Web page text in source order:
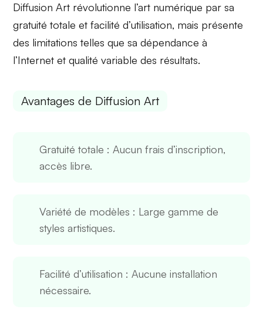
Diffusion Art révolutionne l’art numérique par sa
gratuité totale etfacilité d’utilisation, mais présente
des limitations telles que sadépendance à
l’Internet etqualité variable des résultats.
Avantages de Diffusion Art
Gratuité totale : Aucun frais d’inscription,
accès libre.
Variété de modèles : Large gamme de
styles artistiques.
Facilité d’utilisation : Aucune installation
nécessaire.